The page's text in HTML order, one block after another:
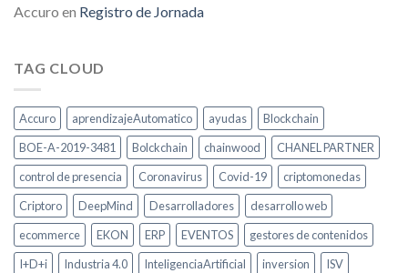
Accuro en Registro de Jornada
TAG CLOUD
Accuro aprendizajeAutomatico ayudas
Blockchain
BOE-A-2019-3481
Bolckchain chainwood
CHANEL PARTNER
control de presencia
Coronavirus Covid-19
criptomonedas
Criptoro
DeepMind Desarrolladores
desarrollo web
ecommerce
EKON ERP EVENTOS
gestores de contenidos
I+D+i
Industria 4.0 InteligenciaArtificial inversion
ISV